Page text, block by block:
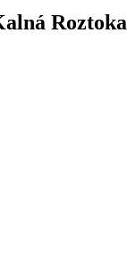
Roztoka